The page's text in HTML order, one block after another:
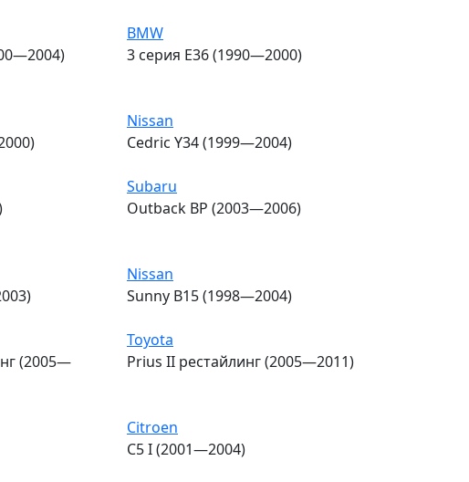
BMW
3 серия E36 (1990—2000)
Nissan
Cedric Y34 (1999—2004)
Subaru
Outback BP (2003—2006)
Nissan
Sunny B15 (1998—2004)
(2005—
Toyota
Prius II рестайлинг (2005—2011)
Citroen
C5 I (2001—2004)